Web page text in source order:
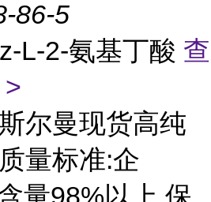
86-5
L-2-氨基丁酸 查
尔曼现货高纯
量标准:企
量98%以上 保